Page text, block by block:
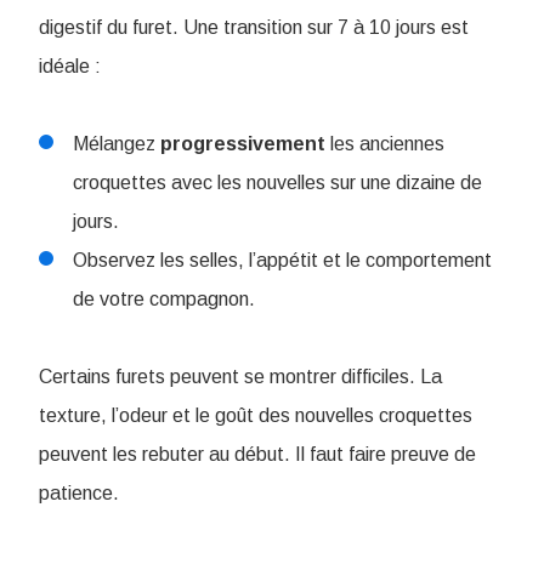
digestif du furet. Une transition sur 7 à 10 jours est
idéale :
Mélangez progressivement les anciennes
croquettes avec les nouvelles sur une dizaine de
jours.
Observez les selles, l’appétit et le comportement
de votre compagnon.
Certains furets peuvent se montrer difficiles. La
texture, l’odeur et le goût des nouvelles croquettes
peuvent les rebuter au début. Il faut faire preuve de
patience.